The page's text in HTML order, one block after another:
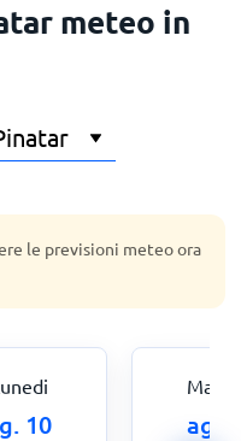
meteo in
le previsioni meteo ora
10 ag.